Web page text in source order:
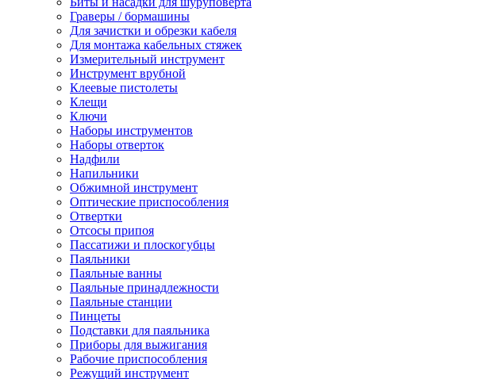
Граверы / бормашины
Для зачистки и обрезки кабеля
Для монтажа кабельных стяжек
Измерительный инструмент
Инструмент врубной
Клеевые пистолеты
Клещи
Ключи
Наборы инструментов
Наборы отверток
Надфили
Напильники
Обжимной инструмент
Оптические приспособления
Отвертки
Отсосы припоя
Пассатижи и плоскогубцы
Паяльники
Паяльные ванны
Паяльные принадлежности
Паяльные станции
Пинцеты
Подставки для паяльника
Приборы для выжигания
Рабочие приспособления
Режущий инструмент